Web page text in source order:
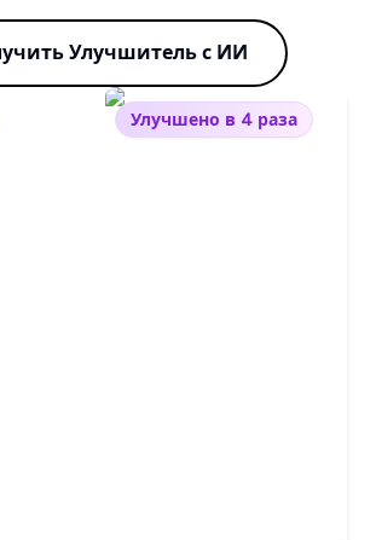
Улучшитель с ИИ
Улучшено в 4 раза